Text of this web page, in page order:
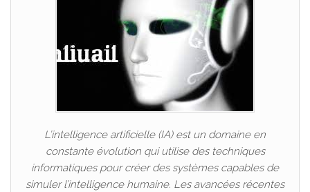
L’intelligence artificielle (IA) est un domaine en
constante évolution qui utilise des techniques
informatiques pour créer des systèmes capables de
simuler l’intelligence humaine. Les avancées récentes